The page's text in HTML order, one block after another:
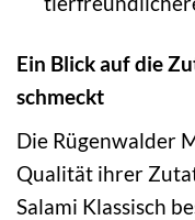
Ein Blick auf die
schmeckt
Die Rügenwalder
Qualität ihrer
Salami Klassisch